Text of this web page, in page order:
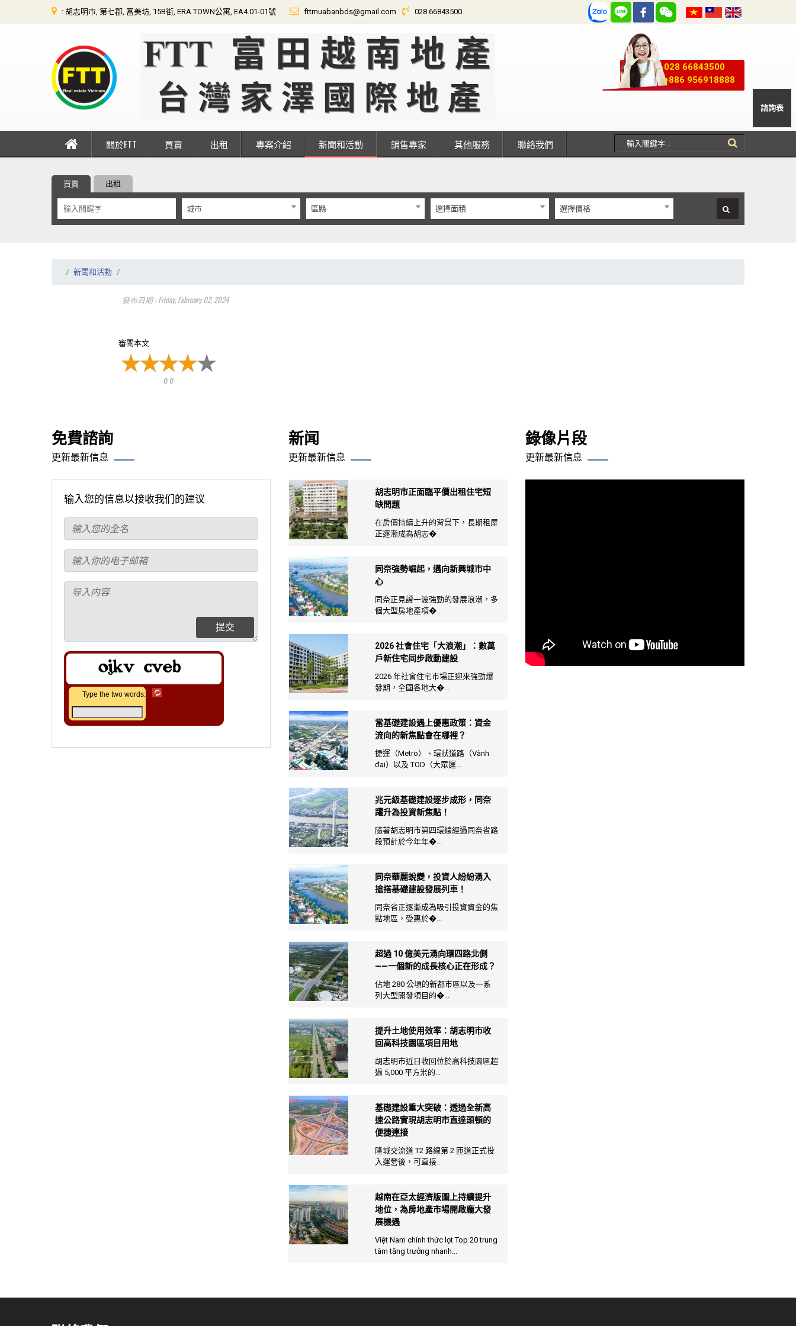
: 胡志明市, 第七郡, 富美坊, 15B街, ERA TOWN公寓, EA4.01-01號 fttmuabanbds@gmail.com 028 66843500
028 66843500
+886 956918888
關於FTT 買賣 出租 專案介紹 新聞和活動 銷售專家 其他服務 聯絡我們
買賣 出租
城市 區縣 選擇面積 選擇價格
新聞和活動
發布日期 : Friday, February 02, 2024
審閱本文
0 0
免費諮詢
更新最新信息
输入您的信息以接收我们的建议
提交
Type the two words:
新闻
更新最新信息
胡志明市正面臨平價出租住宅短
缺問題
在房價持續上升的背景下，長期租屋
正逐漸成為胡志�...
同奈強勢崛起，邁向新興城市中
心
同奈正見證一波強勁的發展浪潮，多
個大型房地產項�...
2026 社會住宅「大浪潮」：數萬
戶新住宅同步啟動建設
2026 年社會住宅市場正迎來強勁爆
發期，全國各地大�...
當基礎建設遇上優惠政策：資金
流向的新焦點會在哪裡？
捷運（Metro）、環狀道路（Vành
đai）以及 TOD（大眾運...
兆元級基礎建設逐步成形，同奈
躍升為投資新焦點！
隨著胡志明市第四環線經過同奈省路
段預計於今年年�...
同奈華麗蛻變，投資人紛紛湧入
搶搭基礎建設發展列車！
同奈省正逐漸成為吸引投資資金的焦
點地區，受惠於�...
超過 10 億美元湧向環四路北側
——一個新的成長核心正在形成？
佔地 280 公頃的新都市區以及一系
列大型開發項目的�...
提升土地使用效率：胡志明市收
回高科技園區項目用地
胡志明市近日收回位於高科技園區超
過 5,000 平方米的...
基礎建設重大突破：透過全新高
速公路實現胡志明市直達頭頓的
便捷連接
隆城交流道 T2 路線第 2 匝道正式投
入運營後，可直接...
越南在亞太經濟版圖上持續提升
地位，為房地產市場開啟龐大發
展機遇
Việt Nam chính thức lọt Top 20 trung
tâm tăng trưởng nhanh...
錄像片段
更新最新信息
諮詢表